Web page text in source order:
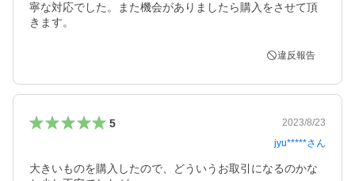
寧な対応でした。また機会がありましたら購入をさせて頂
きます。
違反報告
5
2023/8/23
jyu*****さん
大きいものを購入したので、どういうお取引になるのかな